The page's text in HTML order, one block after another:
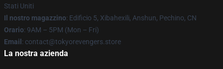
Stati Uniti
Il nostro magazzino: Edificio 5, Xibahexili, Anshun, Pechino, CN
Orario: 9AM – 5PM (Mon – Fri)
Email : contact@tokyorevengers.store
La nostra azienda